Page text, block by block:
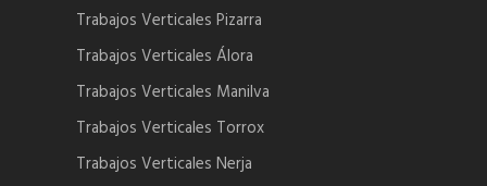
Trabajos Verticales Pizarra
Trabajos Verticales Álora
Trabajos Verticales Manilva
Trabajos Verticales Torrox
Trabajos Verticales Nerja